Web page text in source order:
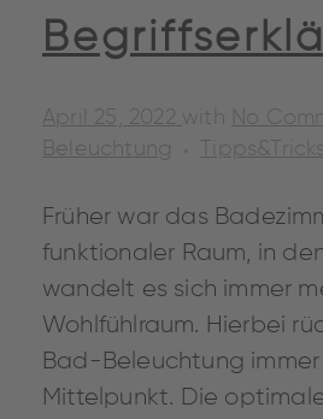
April 25, 2022 with No
Beleuchtung
Tipps&Tricks
Früher war das
funktionaler Raum, in
wandelt es sich immer
Wohlfühlraum. Hierbei
Bad-Beleuchtung immer
Mittelpunkt. Die